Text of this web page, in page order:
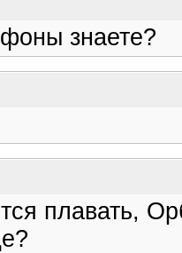
знаете?
плавать,